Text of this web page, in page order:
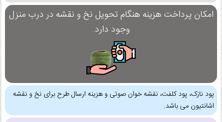
امکان پرداخت هزینه هنگام تحویل نخ و نقشه در درب منزل
وجود دارد.
پود نازک، پود کلفت، نقشه خوان صوتی و هزینه ارسال طرح برای نخ و نقشه
اشانتیون می باشد.